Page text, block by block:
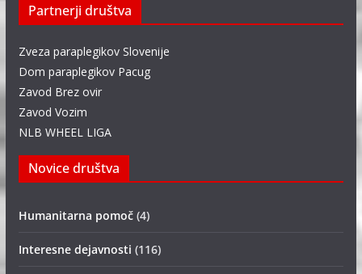
Partnerji društva
Zveza paraplegikov Slovenije
Dom paraplegikov Pacug
Zavod Brez ovir
Zavod Vozim
NLB WHEEL LIGA
Novice društva
Humanitarna pomoč(4)
Interesne dejavnosti (116)